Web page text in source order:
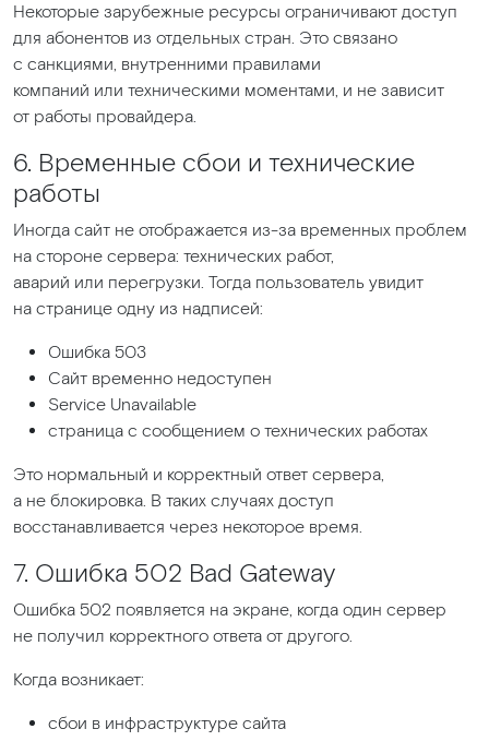
Некоторые зарубежные ресурсы ограничивают доступ
для абонентов из отдельных стран. Это связано
с санкциями, внутренними правилами
компаний или техническими моментами, и не зависит
от работы провайдера.
6. Временные сбои и технические
работы
Иногда сайт не отображается из-за временных проблем
на стороне сервера: технических работ,
аварий или перегрузки. Тогда пользователь увидит
на странице одну из надписей:
Ошибка 503
Сайт временно недоступен
Service Unavailable
страница с сообщением о технических работах
Это нормальный и корректный ответ сервера,
а не блокировка. В таких случаях доступ
восстанавливается через некоторое время.
7. Ошибка 502 Bad Gateway
Ошибка 502 появляется на экране, когда один сервер
не получил корректного ответа от другого.
Когда возникает:
сбои в инфраструктуре сайта